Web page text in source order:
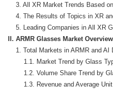
3. All XR Market Trends Based
4. The Results of Topics in XR
II. ARMR Glasses Market Overview
1. Total Markets in ARMR and
1.1. Market Trend by Glass
1.2. Volume Share Trend by
1.3. Revenue and Average